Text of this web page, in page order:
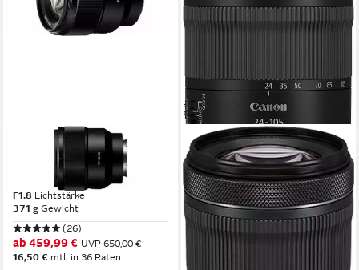
SEL85F18 Objektiv
85 bis 85 mm
Brennweite
F1.8 Lichtstärke
371 g Gewicht
(26)
ab 459,99 € UVP 650,00 €
16,50 € mtl. in 36 Raten